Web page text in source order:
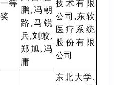
一等
奖
鹏,冯朝
路,马锐
兵,刘蛟,
郑旭,冯
庸
技术有限
公司,东软
医疗系统
股份有限
公司
东北大学,